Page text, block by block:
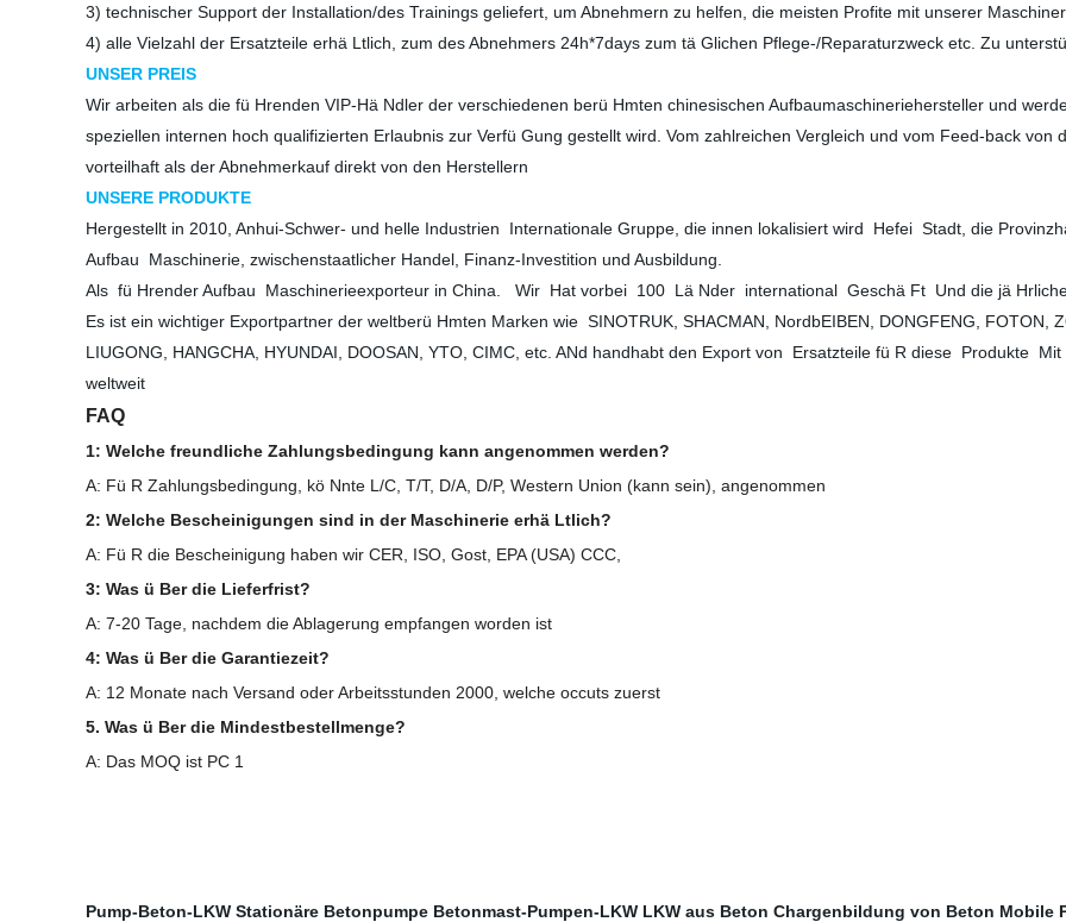
3) technischer Support der Installation/des Trainings geliefert, um Abnehmern zu helfen, die meisten Profite mit unserer
4) alle Vielzahl der Ersatzteile erhä Ltlich, zum des Abnehmers 24h*7days zum tä Glichen Pflege-/Reparaturzweck etc. Zu
UNSER PREIS
Wir arbeiten als die fü Hrenden VIP-Hä Ndler der verschiedenen berü Hmten chinesischen Aufbaumaschineriehersteller und
speziellen internen hoch qualifizierten Erlaubnis zur Verfü Gung gestellt wird. Vom zahlreichen Vergleich und vom Feed-back
vorteilhaft als der Abnehmerkauf direkt von den Herstellern
UNSERE PRODUKTE
Hergestellt in 2010, Anhui-Schwer- und helle Industrien Internationale Gruppe, die innen lokalisiert wird Hefei Stadt, die
Aufbau Maschinerie, zwischenstaatlicher Handel, Finanz-Investition und Ausbildung.
Als fü Hrender Aufbau Maschinerieexporteur in China. Wir Hat vorbei 100 Lä Nder international Geschä Ft Und die jä
Es ist ein wichtiger Exportpartner der weltberü Hmten Marken wie SINOTRUK SHACMAN , NordbEIBEN
DONGFENG, FOTON,
LIUGONG, HANGCHA, HYUNDAI, DOOSAN, YTO, CIMC etc. ANd handhabt den Export von Ersatzteile fü R diese Produkte Mit
weltweit
FAQ
1: Welche freundliche Zahlungsbedingung kann angenommen werden?
A: Fü R Zahlungsbedingung, kö Nnte L/C, T/T, D/A, D/P, Western Union (kann sein), angenommen
2: Welche Bescheinigungen sind in der Maschinerie erhä Ltlich?
A: Fü R die Bescheinigung haben wir CER, ISO, Gost, EPA (USA) CCC,
3: Was ü Ber die Lieferfrist?
A: 7-20 Tage, nachdem die Ablagerung empfangen worden ist
4: Was ü Ber die Garantiezeit?
A: 12 Monate nach Versand oder Arbeitsstunden 2000, welche occuts zuerst
5. Was ü Ber die Mindestbestellmenge?
A: Das MOQ ist PC 1
Pump-Beton-LKW Stationäre Betonpumpe Betonmast-Pumpen-LKW LKW aus Beton Chargenbildung von Beton Mobile